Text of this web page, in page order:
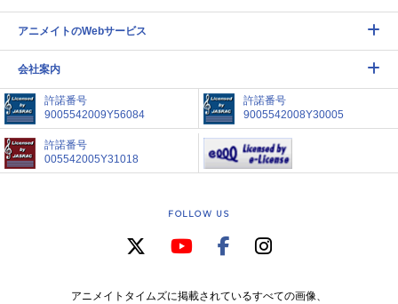
アニメイトのWebサービス
会社案内
許諾番号
9005542009Y56084
許諾番号
9005542008Y30005
許諾番号
005542005Y31018
FOLLOW US
アニメイトタイムズに掲載されているすべての画像、